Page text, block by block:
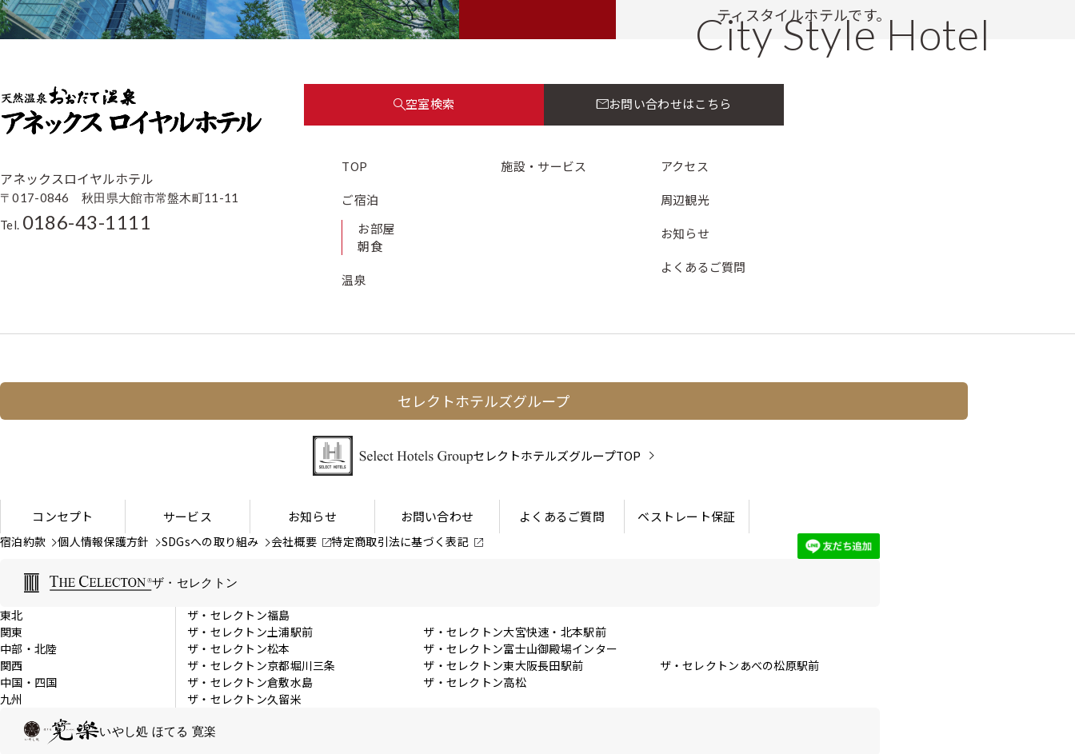
ティスタイルホテルです。
City Style Hotel
アネックスロイヤルホテル
〒017-0846 秋田県大館市常盤木町11-11
Tel. 0186-43-1111
空室検索 お問い合わせはこちら
TOP
ご宿泊
お部屋
朝食
温泉
施設・サービス
アクセス
周辺観光
お知らせ
よくある ご質問
セレクトホテルズグループ
セレクトホテルズグループTOP
コンセプト サービス お知らせ お問い合わせ よくあるご質問 ベストレート保証
宿泊約款 個人情報保護方針 SDGsへの取り組み 会社概要 特定商取引法に基づく表記
ザ・セレクトン
東北
ザ・セレクトン福島
関東
ザ・セレクトン土浦駅前
ザ・セレクトン大宮快速・北本駅前
中部・北陸
ザ・セレクトン松本
ザ・セレクトン富士山御殿場インター
関西
ザ・セレクトン京都堀川三条 ザ・セレクトン東大阪長田駅前
ザ・セレクトンあべの松原駅前
中国・四国
ザ・セレクトン倉敷水島
ザ・セレクトン高松
九州
ザ・セレクトン久留米
いやし処 ほてる 寛楽